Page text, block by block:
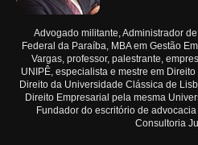
Advogado militante, Administrador
Federal da Paraíba, MBA em Gestão
Vargas, professor, palestrante,
UNIPÊ, especialista e mestre em
Direito da Universidade Clássica de
Direito Empresarial pela mesma
Fundador do escritório de
Consultoria